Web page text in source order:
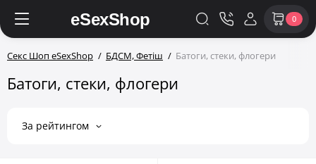
0
Секс Шоп eSexShop БДСМ, Фетіш Батоги, стеки, флогери
Батоги, стеки, флогери
За рейтингом